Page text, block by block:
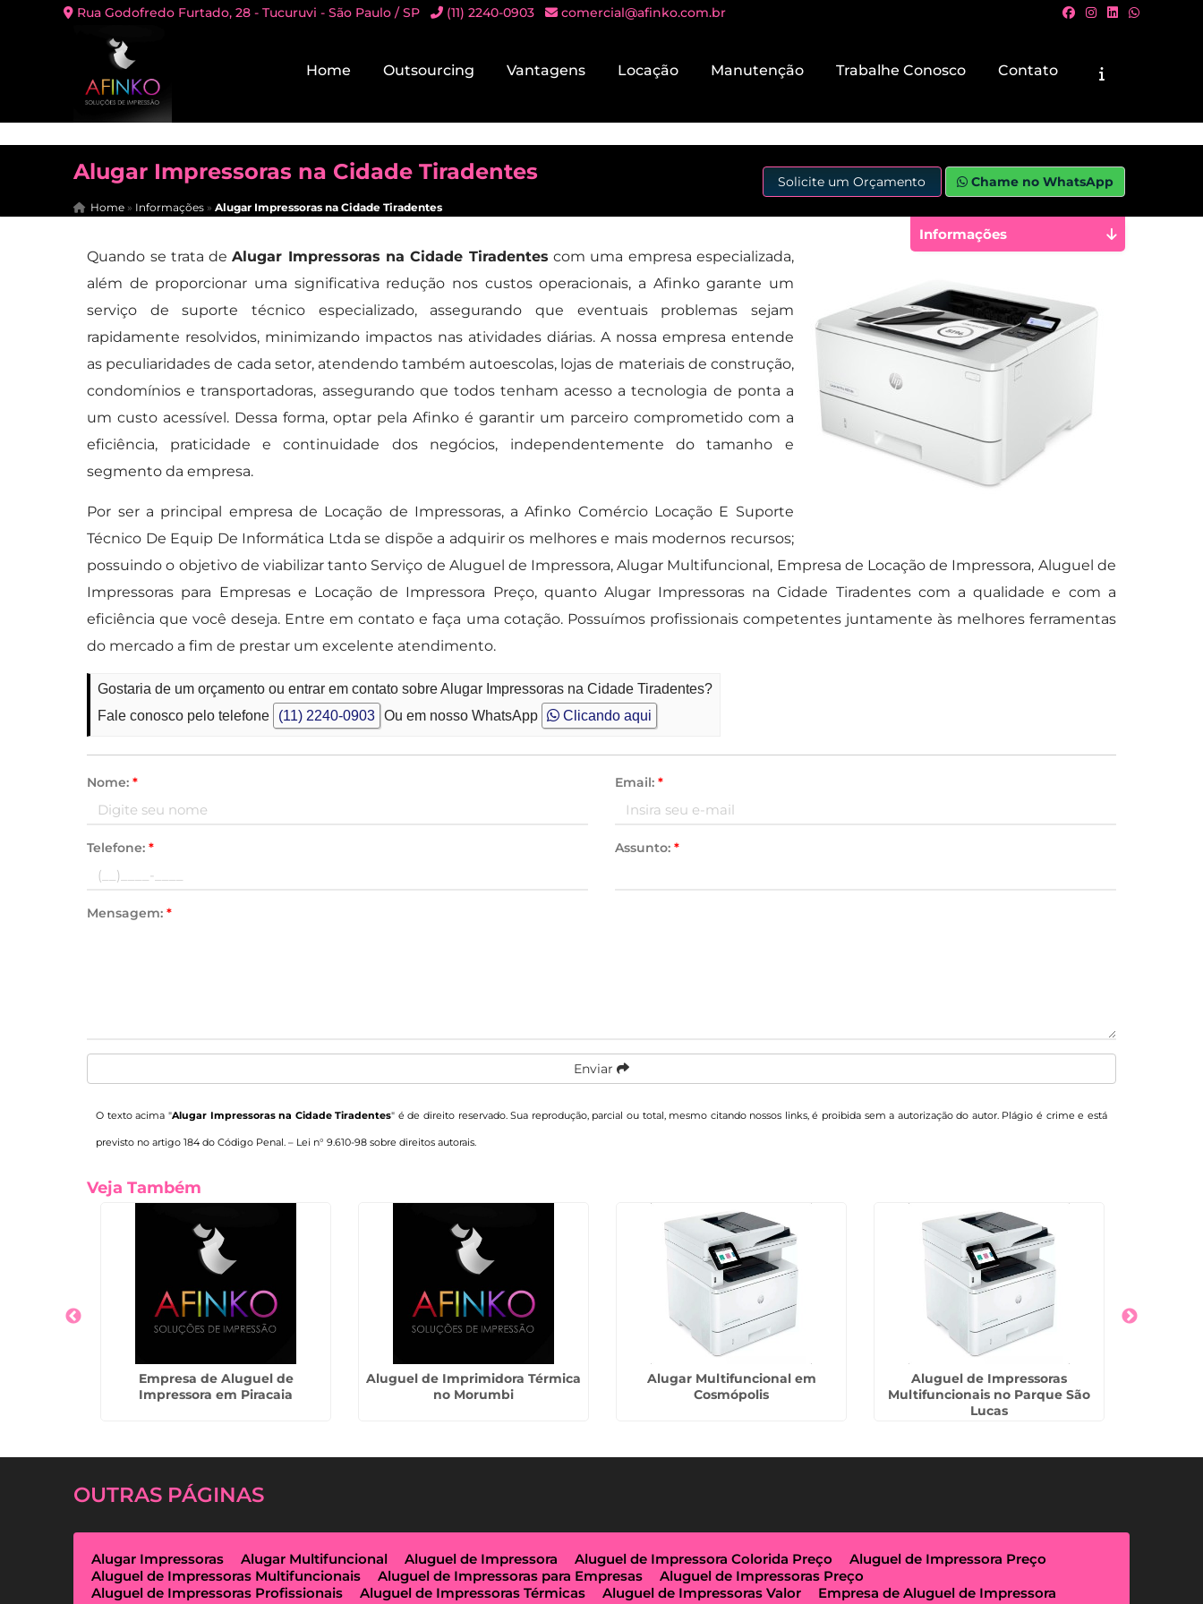
Rua Godofredo Furtado, 28 - Tucuruvi - São Paulo / SP (11) 2240-0903 comercial@afinko.com.br
Home Outsourcing Vantagens Locação Manutenção Trabalhe Conosco Contato
Alugar Impressoras na Cidade Tiradentes
Home » Informações »Alugar Impressoras na Cidade Tiradentes
Solicite um Orçamento Chame no WhatsApp
Quando se trata deAlugar Impressoras na Cidade Tiradentes com uma empresa especializada,
além de proporcionar uma significativa redução nos custos operacionais, a Afinko garante um
serviço de suporte técnico especializado, assegurando que eventuais problemas sejam
rapidamente resolvidos, minimizando impactos nas atividades diárias. A nossa empresa entende
as peculiaridades de cada setor, atendendo também autoescolas, lojas de materiais de construção,
condomínios e transportadoras, assegurando que todos tenham acesso a tecnologia de ponta a
um custo acessível. Dessa forma, optar pela Afinko é garantir um parceiro comprometido com a
eficiência, praticidade e continuidade dos negócios, independentemente do tamanho e
segmento da empresa.
Por ser a principal empresa de Locação de Impressoras, a Afinko Comércio Locação E Suporte
Técnico De Equip De Informática Ltda se dispõe a adquirir os melhores e mais modernos recursos;
possuindo o objetivo de viabilizar tanto Serviço de Aluguel de Impressora, Alugar Multifuncional, Empresa de Locação de Impressora, Aluguel de
Impressoras para Empresas e Locação de Impressora Preço, quanto Alugar Impressoras na Cidade Tiradentes com a qualidade e com a
eficiência que você deseja. Entre em contato e faça uma cotação. Possuímos profissionais competentes juntamente às melhores ferramentas
do mercado a fim de prestar um excelente atendimento.
Gostaria de um orçamento ou entrar em contato sobre Alugar Impressoras na Cidade Tiradentes?
Fale conosco pelo telefone
(11) 2240-0903 Ou em nosso WhatsApp Clicando aqui
Nome:* Email: *
Telefone:* Assunto: *
Mensagem:*
Enviar
O texto acima "Alugar Impressoras na Cidade Tiradentes" é de direito reservado. Sua reprodução, parcial ou total, mesmo citando nossos links, é proibida sem a autorização do autor. Plágio é crime e está
previsto no artigo 184 do Código Penal. – Lei n° 9.610-98 sobre direitos autorais.
Informações
Veja Também
Empresa de Aluguel de
Impressora em Piracaia
Aluguel de Imprimidora Térmica
no Morumbi
Alugar Multifuncional em
Cosmópolis
Aluguel de Impressoras
Multifuncionais no Parque São
Lucas
OUTRAS PÁGINAS
Alugar Impressoras Alugar Multifuncional Aluguel de Impressora Aluguel de Impressora Colorida Preço
Aluguel de Impressora Preço
Aluguel de Impressoras Multifuncionais
Aluguel de Impressoras para Empresas
Aluguel de Impressoras Preço
Aluguel de Impressoras Profissionais
Aluguel de Impressoras Térmicas Aluguel de Impressoras Valor
Empresa de Aluguel de Impressora